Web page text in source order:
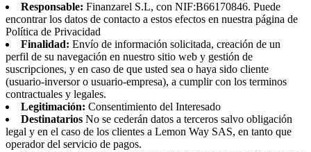
Responsable: Finanzarel S.L, con NIF:B66170846. Puede
encontrar los datos de contacto a estos efectos en nuestra página de
Política de Privacidad
Finalidad: Envío de información solicitada, creación de un
perfil de su navegación en nuestro sitio web y gestión de
suscripciones, y en caso de que usted sea o haya sido cliente
(usuario-inversor o usuario-empresa), a cumplir con los terminos
contractuales y legales.
Legitimación: Consentimiento del Interesado
Destinatarios No se cederán datos a terceros salvo obligación
legal y en el caso de los clientes a Lemon Way SAS, en tanto que
operador del servicio de pagos.